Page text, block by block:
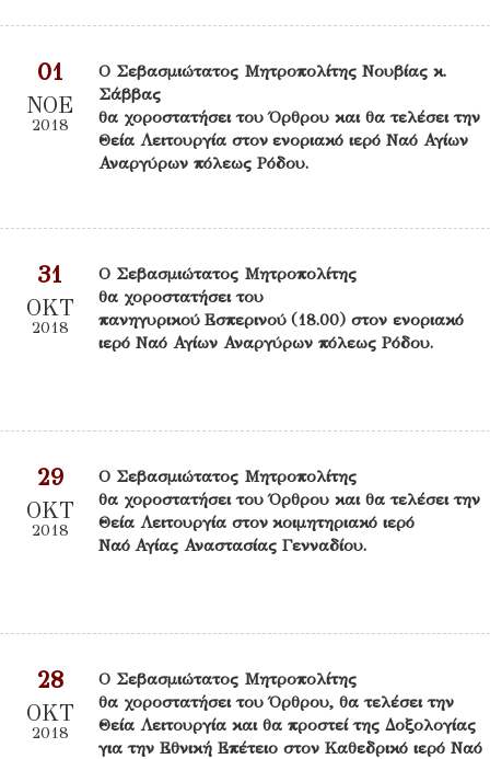
01
ΝΟΕ
2018
Ο Σεβασμιώτατος Μητροπολίτης Νουβίας κ.
Σάββας
θα χοροστατήσει του Όρθρου και θα τελέσει την
Θεία Λειτουργία στον ενοριακό ιερό Ναό Αγίων
Αναργύρων πόλεως Ρόδου.
31
ΟΚΤ
2018
Ο Σεβασμιώτατος Μητροπολίτης
θα χοροστατήσει του
πανηγυρικού Εσπερινού (18.00) στον ενοριακό
ιερό Ναό Αγίων Αναργύρων πόλεως Ρόδου.
29
ΟΚΤ
2018
Ο Σεβασμιώτατος Μητροπολίτης
θα χοροστατήσει του Όρθρου και θα τελέσει την
Θεία Λειτουργία στον κοιμητηριακό ιερό
Ναό Αγίας Αναστασίας Γενναδίου.
28
ΟΚΤ
2018
Ο Σεβασμιώτατος Μητροπολίτης
θα χοροστατήσει του Όρθρου, θα τελέσει την
Θεία Λειτουργία και θα προστεί της Δοξολογίας
για την Εθνική Επέτειο στον Καθεδρικό ιερό Ναό